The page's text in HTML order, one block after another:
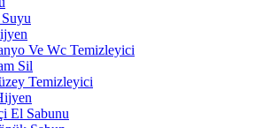
Suyu
Ve Wc Temizleyici
Sil
Temizleyici
El Sabunu